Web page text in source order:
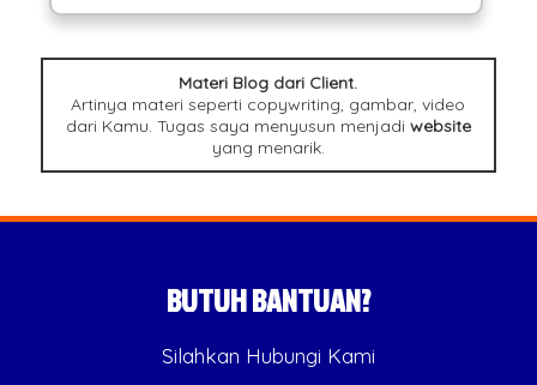
Materi Blog dari Client.
Artinya materi seperti copywriting, gambar, video
dari Kamu. Tugas saya menyusun menjadi website
yang menarik.
BUTUH BANTUAN?
Silahkan Hubungi Kami